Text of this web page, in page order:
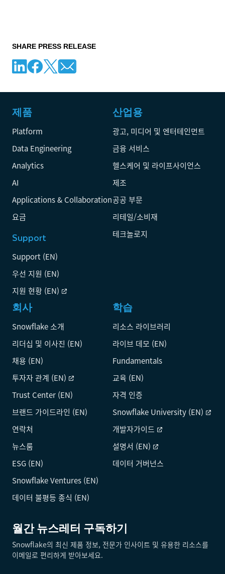
SHARE PRESS RELEASE
월간 뉴스레터 구독하기
Snowflake의 최신 제품 정보, 전문가 인사이트 및 유용한 리소스를
이메일로 편리하게 받아보세요.
제품
Platform
Data Engineering
Analytics
AI
Applications & Collaboration
요금
Support
Support (EN)
우선 지원 (EN)
지원 현황 (EN)
산업용
광고, 미디어 및 엔터테인먼트
금융 서비스
헬스케어 및 라이프사이언스
제조
공공 부문
리테일/소비재
테크놀로지
회사
Snowflake 소개
리더십 및 이사진 (EN)
채용 (EN)
투자자 관계 (EN)
Trust Center (EN)
브랜드 가이드라인 (EN)
연락처
뉴스룸
ESG (EN)
Snowflake Ventures (EN)
데이터 불평등 종식 (EN)
학습
리소스 라이브러리
라이브 데모 (EN)
Fundamentals
교육 (EN)
자격 인증
Snowflake University (EN)
개발자가이드
설명서 (EN)
데이터 거버넌스